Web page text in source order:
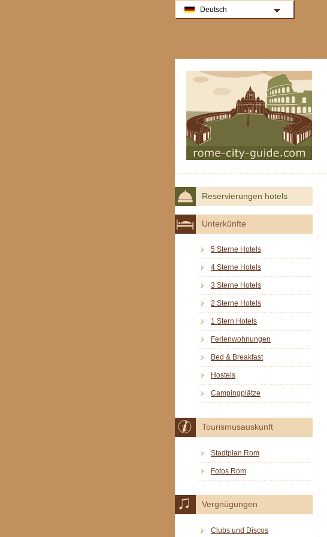
Reservierungen hotels
Unterkünfte
5 Sterne Hotels
4 Sterne Hotels
3 Sterne Hotels
2 Sterne Hotels
1 Stern Hotels
Ferienwohnungen
Bed & Breakfast
Hostels
Campingplätze
Tourismusauskunft
Stadtplan Rom
Fotos Rom
Vergnügungen
Clubs und Discos
Deutsch